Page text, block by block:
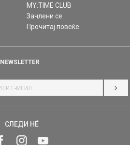
MY:TIME CLUB
Зачлени се
Прочитај повеќе
NEWSLETTER
СЛЕДИ НÉ